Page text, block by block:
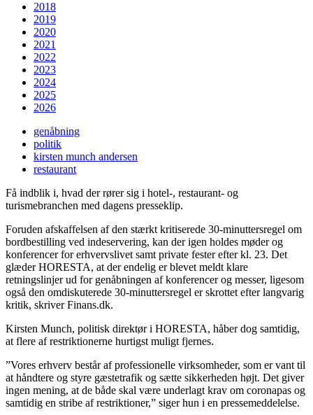
2018
2019
2020
2021
2022
2023
2024
2025
2026
genåbning
politik
kirsten munch andersen
restaurant
Få indblik i, hvad der rører sig i hotel-, restaurant- og
turismebranchen med dagens presseklip.
Foruden afskaffelsen af den stærkt kritiserede 30-minuttersregel om
bordbestilling ved indeservering, kan der igen holdes møder og
konferencer for erhvervslivet samt private fester efter kl. 23. Det
glæder HORESTA, at der endelig er blevet meldt klare
retningslinjer ud for genåbningen af konferencer og messer, ligesom
også den omdiskuterede 30-minuttersregel er skrottet efter langvarig
kritik, skriver Finans.dk.
Kirsten Munch, politisk direktør i HORESTA, håber dog samtidig,
at flere af restriktionerne hurtigst muligt fjernes.
”Vores erhverv består af professionelle virksomheder, som er vant til
at håndtere og styre gæstetrafik og sætte sikkerheden højt. Det giver
ingen mening, at de både skal være underlagt krav om coronapas og
samtidig en stribe af restriktioner,” siger hun i en pressemeddelelse.